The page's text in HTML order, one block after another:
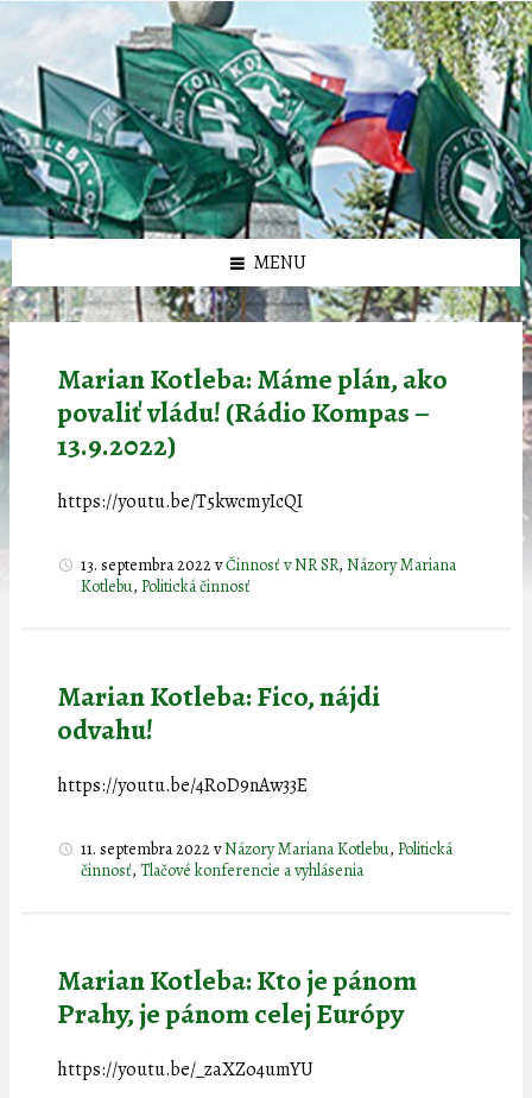
олимп казино
Preskočiť
Preskočiť
panel
Preskočiť
panel
Preskočiť
MENU
Marian Kotleba: Máme plán, ako
povaliť vládu! (Rádio Kompas –
13.9.2022)
https://youtu.be/T5kwcmyIcQI
13. septembra 2022vČinnosť v NR SR, Názory Mariana
Kotlebu, Politická činnosť
Marian Kotleba: Fico, nájdi
odvahu!
https://youtu.be/4RoD9nAw33E
11. septembra 2022vNázory Mariana Kotlebu, Politická
činnosť, Tlačové konferencie a vyhlásenia
Marian Kotleba: Kto je pánom
Prahy, je pánom celej Európy
https://youtu.be/_zaXZo4umYU